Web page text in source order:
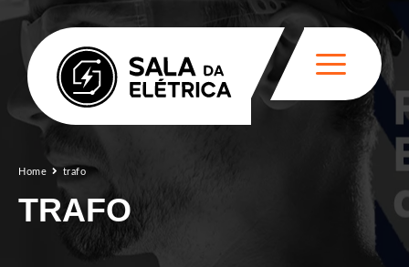
Home trafo
TRAFO